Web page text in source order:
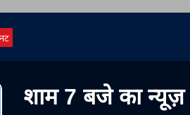
शाम 7 बजे का न्यूज़